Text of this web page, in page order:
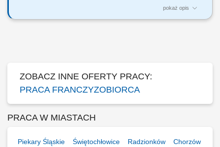
pokaż opis
Jakie będą Twoje zadania: Budowanie i rozwijanie placówki
ZOBACZ INNE OFERTY PRACY:
PRACA FRANCZYZOBIORCA
PRACA W MIASTACH
Piekary Śląskie Świętochłowice Radzionków Chorzów